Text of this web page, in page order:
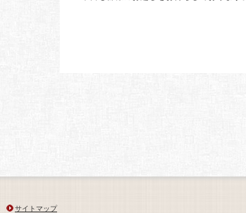
サイトマップ